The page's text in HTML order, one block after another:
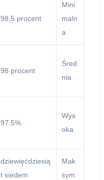
98,5 procent
Mini
maln
a
98 procent
Śred
nia
97.5%
Wys
oka
dziewięćdziesią
t siedem
Mak
sym